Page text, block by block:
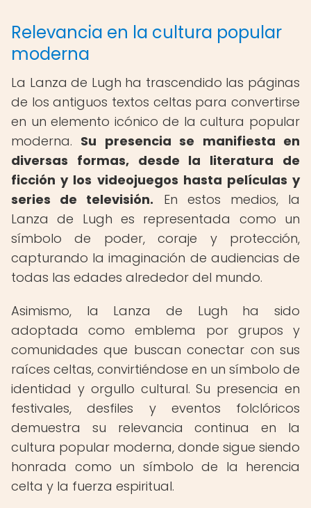
Relevancia en la cultura popular
moderna
La Lanza de Lugh ha trascendido las páginas
de los antiguos textos celtas para convertirse
en un elemento icónico de la cultura popular
moderna. Su presencia se manifiesta en
diversas formas, desde la literatura de
ficción y los videojuegos hasta películas y
series de televisión. En estos medios, la
Lanza de Lugh es representada como un
símbolo de poder, coraje y protección,
capturando la imaginación de audiencias de
todas las edades alrededor del mundo.
Asimismo, la Lanza de Lugh ha sido
adoptada como emblema por grupos y
comunidades que buscan conectar con sus
raíces celtas, convirtiéndose en un símbolo de
identidad y orgullo cultural. Su presencia en
festivales, desfiles y eventos folclóricos
demuestra su relevancia continua en la
cultura popular moderna, donde sigue siendo
honrada como un símbolo de la herencia
celta y la fuerza espiritual.